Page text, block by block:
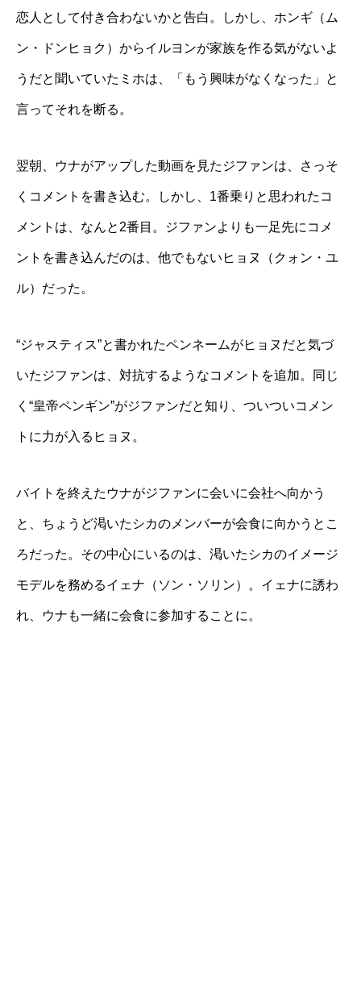
恋人として付き合わないかと告白。しかし、ホンギ（ム
ン・ドンヒョク）からイルヨンが家族を作る気がないよ
うだと聞いていたミホは、「もう興味がなくなった」と
言ってそれを断る。
翌朝、ウナがアップした動画を見たジファンは、さっそ
くコメントを書き込む。しかし、1番乗りと思われたコ
メントは、なんと2番目。ジファンよりも一足先にコメ
ントを書き込んだのは、他でもないヒョヌ（クォン・ユ
ル）だった。
“ジャスティス”と書かれたペンネームがヒョヌだと気づ
いたジファンは、対抗するようなコメントを追加。同じ
く“皇帝ペンギン”がジファンだと知り、ついついコメン
トに力が入るヒョヌ。
バイトを終えたウナがジファンに会いに会社へ向かう
と、ちょうど渇いたシカのメンバーが会食に向かうとこ
ろだった。その中心にいるのは、渇いたシカのイメージ
モデルを務めるイェナ（ソン・ソリン）。イェナに誘わ
れ、ウナも一緒に会食に参加することに。